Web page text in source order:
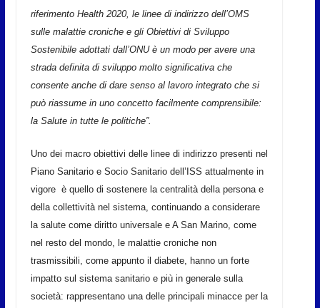
riferimento Health 2020, le linee di indirizzo dell’OMS
sulle malattie croniche e gli Obiettivi di Sviluppo
Sostenibile adottati dall’ONU è un modo per avere una
strada definita di sviluppo molto significativa che
consente anche di dare senso al lavoro integrato che si
può riassume in uno concetto facilmente comprensibile:
la Salute in tutte le politiche”.
Uno dei macro obiettivi delle linee di indirizzo presenti nel
Piano Sanitario e Socio Sanitario dell’ISS attualmente in
vigore è quello di sostenere la centralità della persona e
della collettività nel sistema, continuando a considerare
la salute come diritto universale e A San Marino, come
nel resto del mondo, le malattie croniche non
trasmissibili, come appunto il diabete, hanno un forte
impatto sul sistema sanitario e più in generale sulla
società: rappresentano una delle principali minacce per la